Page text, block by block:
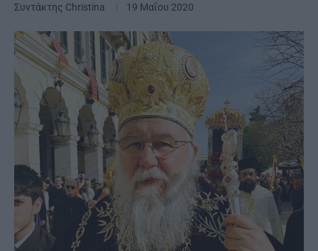
Συντάκτης Christina 19 Μαΐου 2020